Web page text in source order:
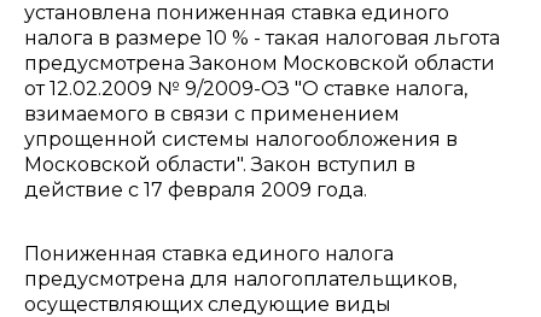
установлена пониженная ставка единого
налога в размере 10 % - такая налоговая льгота
предусмотрена Законом Московской области
от 12.02.2009 № 9/2009-ОЗ "О ставке налога,
взимаемого в связи с применением
упрощенной системы налогообложения в
Московской области". Закон вступил в
действие с 17 февраля 2009 года.
Пониженная ставка единого налога
предусмотрена для налогоплательщиков,
осуществляющих следующие виды